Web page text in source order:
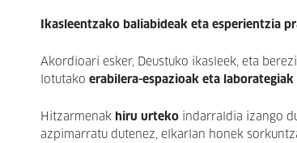
Ikasleentzako baliabideak eta esperientzia
Akordioari esker, Deustuko ikasleek, eta
lotutako erabilera-espazioak eta laborategiak
Hitzarmenak hiru urteko indarraldia izango
azpimarratu dutenez, elkarlan honek